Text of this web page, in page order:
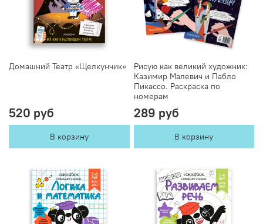
Домашний Театр «Щелкунчик»
520 руб
В корзину
Рисую как великий художник:
Казимир Малевич и Пабло
Пикассо. Раскраска по
номерам
289 руб
В корзину